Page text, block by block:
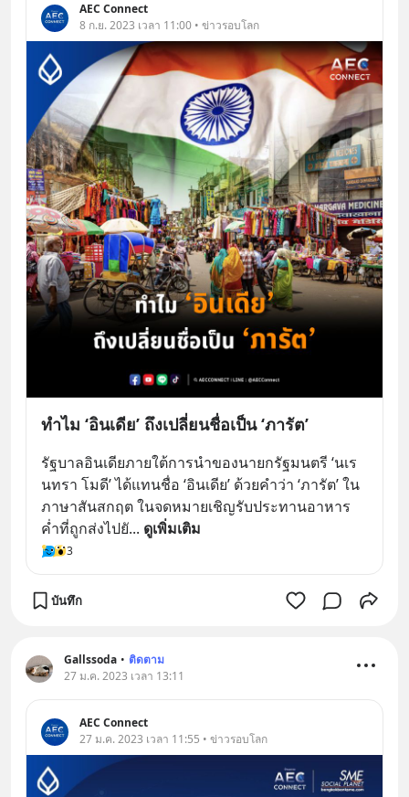
AEC Connect
8 ก.ย. 2023 เวลา 11:00 • ข่าวรอบโลก
ทำไม ‘อินเดีย’ ถึงเปลี่ยนชื่อเป็น ‘ภารัต’
รัฐบาลอินเดียภายใต้การนำของนายกรัฐมนตรี ‘นเร
นทรา โมดี’ ได้แทนชื่อ ‘อินเดีย’ ด้วยคำว่า ‘ภารัต’ ใน
ภาษาสันสกฤต ในจดหมายเชิญรับประทานอาหาร
ค่ำที่ถูกส่งไปยั... ดูเพิ่มเติม
3
บันทึก
Gallssoda • ติดตาม
27 ม.ค. 2023 เวลา 13:11
AEC Connect
27 ม.ค. 2023 เวลา 11:55 • ข่าวรอบโลก